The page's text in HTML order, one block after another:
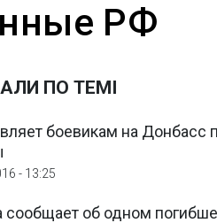
РФ
ПО ТЕМІ
боевикам на Донбасс
- 13:25
сообщает об одном